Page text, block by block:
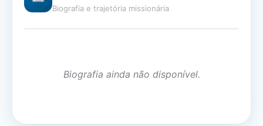
Biografia e trajetória missionária
Biografia ainda não disponível.